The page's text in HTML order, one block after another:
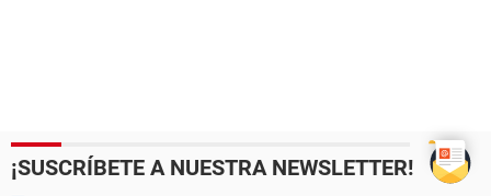
¡SUSCRÍBETE A NUESTRA NEWSLETTER!